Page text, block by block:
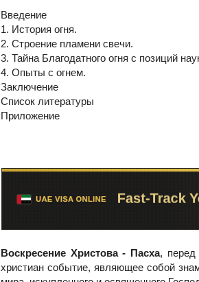
Введение
1. История огня.
2. Строение пламени свечи.
3. Тайна Благодатного огня с позиций
4. Опыты с огнем.
Заключение
Список литературы
Приложение
Воскресение Христова - Пасха, перед
христиан событие, являющее собой